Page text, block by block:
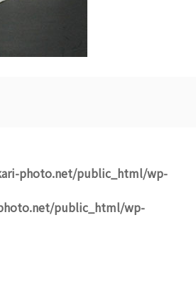
photo.net/public_html/wp-
public_html/wp-